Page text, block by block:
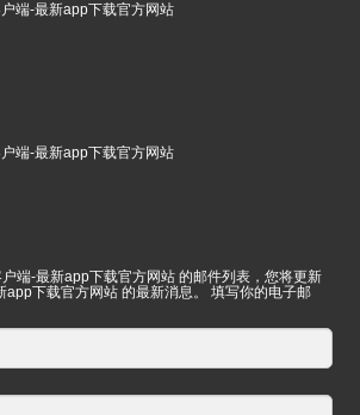
端-最新app下载官方网站
端-最新app下载官方网站
端-最新app下载官方网站 的邮件列表，您将更新
app下载官方网站 的最新消息。 填写你的电子邮